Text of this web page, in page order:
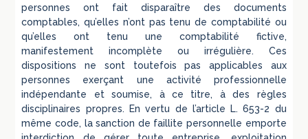
personnes ont fait disparaître des documents
comptables, qu’elles n’ont pas tenu de comptabilité ou
qu’elles ont tenu une comptabilité fictive,
manifestement incomplète ou irrégulière. Ces
dispositions ne sont toutefois pas applicables aux
personnes exerçant une activité professionnelle
indépendante et soumise, à ce titre, à des règles
disciplinaires propres. En vertu de l’article L. 653-2 du
même code, la sanction de faillite personnelle emporte